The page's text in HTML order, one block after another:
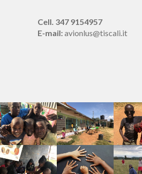
Cell. 347 9154957
E-mail:avionlus@tiscali.it